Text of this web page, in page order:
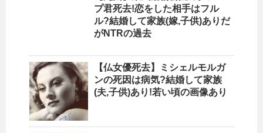
プ君死去!恋をした相手はフル
ル?結婚して家族(嫁,子供)ありだ
がNTRの過去
【仏女優死去】ミシェルモルガ
ンの死因は病気?結婚して家族
(夫,子供)あり!若い頃の画像あり